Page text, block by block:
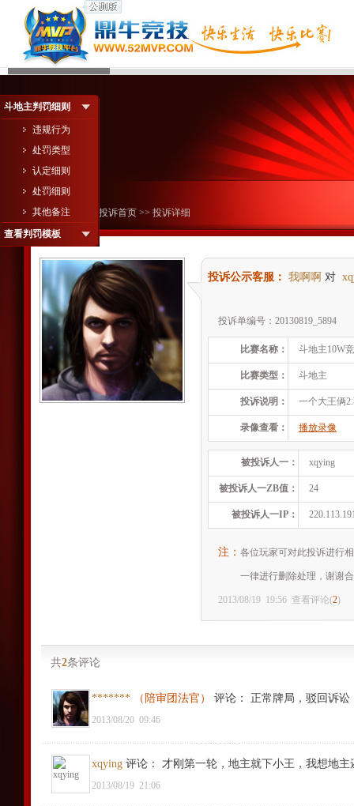
斗地主判罚细则
违规行为
处罚类型
认定细则
处罚细则
其他备注
查看判罚模板
您现在的位置： 投诉首页 >> 投诉详细
投诉公示客服： 我啊啊 对
投诉单编号：20130819_5894
比赛名称： 斗地主10W
比赛类型： 斗地主
投诉说明： 一个大王俩
录像查看： 播放录像
被投诉人一： xqying
被投诉人一ZB值： 24
被投诉人一IP：
注： 各位玩家可对此投诉进行
一律进行删除处理，谢谢
2013/08/19 19:56 查看评论(2)
共2条评论
******* （陪审团法官） 评论 ： 正常牌局，驳回诉讼
2013/08/20 09:46
xqying 评论 ： 才刚第一轮，地主就下小王，我想地
2013/08/19 21:06